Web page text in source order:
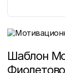
Шаблон